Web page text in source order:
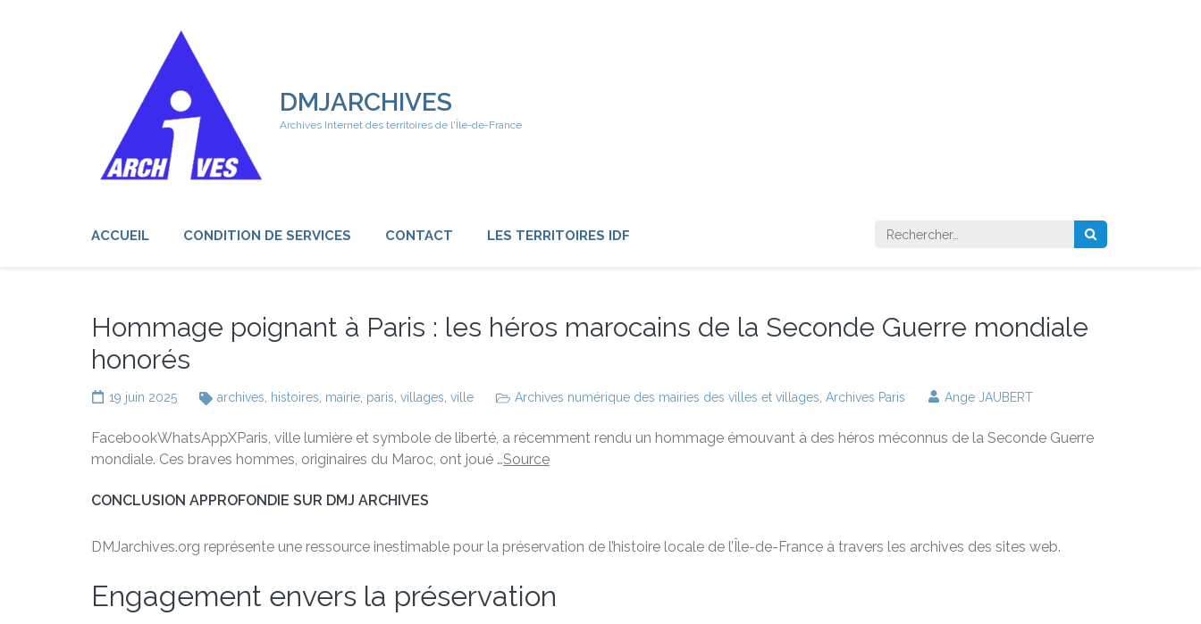
DMJARCHIVES
Archives Internet des territoires de l'Île-de-France
ACCUEIL CONDITION DE SERVICES CONTACT LES TERRITOIRES IDF Rechercher :
Hommage poignant à Paris : les héros marocains de la Seconde Guerre mondiale
honorés
19 juin 2025 archives histoires mairie paris villages ville Archives numérique des mairies des villes et villages Archives Paris Ange JAUBERT
FacebookWhatsAppXParis, ville lumière et symbole de liberté, a récemment rendu un hommage émouvant à des héros méconnus de la Seconde Guerre
mondiale. Ces braves hommes, originaires du Maroc, ont joué …Source
CONCLUSION APPROFONDIE SUR DMJ ARCHIVES
DMJarchives.org représente une ressource inestimable pour la préservation de l’histoire locale de l’Île-de-France à travers les archives des sites web.
Engagement envers la préservation